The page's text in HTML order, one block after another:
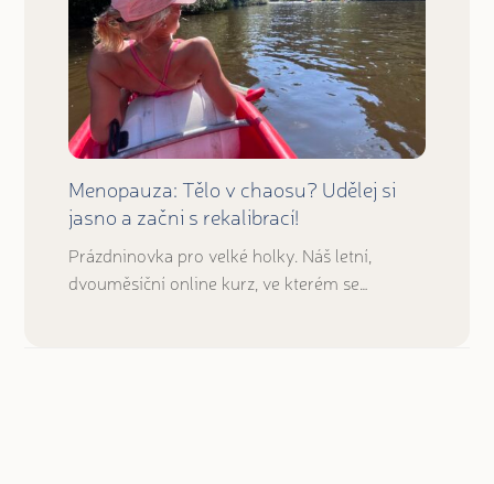
Menopauza: Tělo v chaosu? Udělej si
jasno a začni s rekalibrací!
Prázdninovka pro velké holky. Náš letní,
dvouměsíční online kurz, ve kterém se…